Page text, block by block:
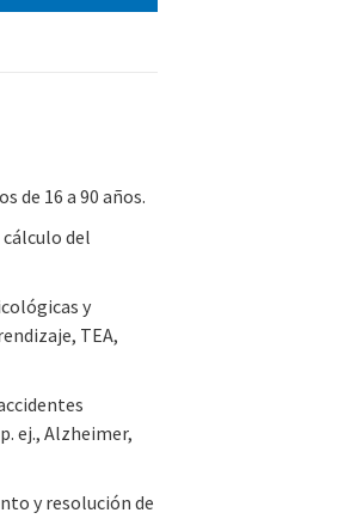
de 16 a 90 años.
del
y
TEA,
ej., Alzheimer,
y resolución de